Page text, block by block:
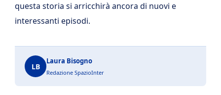
questa storia si arricchirà ancora di nuovi e
interessanti episodi.
LB
Laura Bisogno
Redazione SpazioInter